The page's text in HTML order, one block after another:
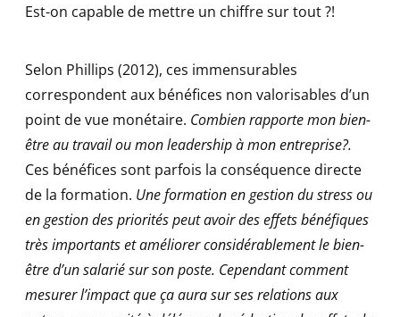
Est-on capable de mettre un chiffre sur tout ?!
Selon Phillips (2012), ces immensurables
correspondent aux bénéfices non valorisables d’un
point de vue monétaire. Combien rapporte mon bien-
être au travail ou mon leadership à mon entreprise?.
Ces bénéfices sont parfois la conséquence directe
de la formation. Une formation en gestion du stress ou
en gestion des priorités peut avoir des effets bénéfiques
très importants et améliorer considérablement le bien-
être d’un salarié sur son poste. Cependant comment
mesurer l’impact que ça aura sur ses relations aux